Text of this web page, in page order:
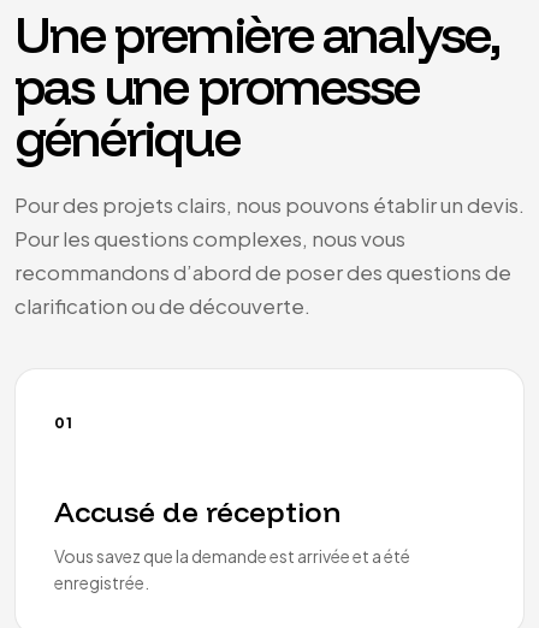
Une première analyse,
pas une promesse
générique
Pour des projets clairs, nous pouvons établir un devis.
Pour les questions complexes, nous vous
recommandons d’abord de poser des questions de
clarification ou de découverte.
01
Accusé de réception
Vous savez que la demande est arrivée et a été
enregistrée.